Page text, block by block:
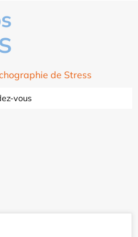
de Stress
vous